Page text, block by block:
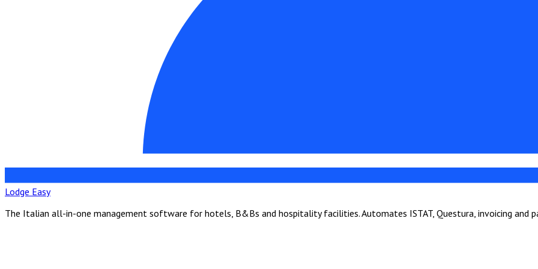
Lodge Easy
The Italian all-in-one management software for hotels, B&Bs and hospitality facilities. Automates ISTAT, Questura, invoicing and